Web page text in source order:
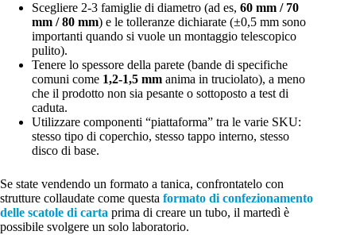
Scegliere 2-3 famiglie di diametro (ad es, 60 mm / 70
mm / 80 mm) e le tolleranze dichiarate (±0,5 mm sono
importanti quando si vuole un montaggio telescopico
pulito).
Tenere lo spessore della parete (bande di specifiche
comuni come 1,2-1,5 mm anima in truciolato), a meno
che il prodotto non sia pesante o sottoposto a test di
caduta.
Utilizzare componenti “piattaforma” tra le varie SKU:
stesso tipo di coperchio, stesso tappo interno, stesso
disco di base.
Se state vendendo un formato a tanica, confrontatelo con
strutture collaudate come questa formato di confezionamento
delle scatole di carta prima di creare un tubo, il martedì è
possibile svolgere un solo laboratorio.